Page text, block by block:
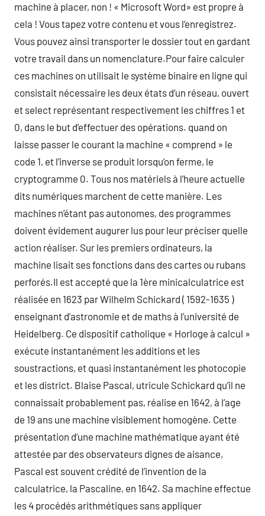
machine à placer, non ! « Microsoft Word» est propre à
cela ! Vous tapez votre contenu et vous l’enregistrez.
Vous pouvez ainsi transporter le dossier tout en gardant
votre travail dans un nomenclature.Pour faire calculer
ces machines on utilisait le système binaire en ligne qui
consistait nécessaire les deux états d’un réseau, ouvert
et select représentant respectivement les chiffres 1 et
0, dans le but d’effectuer des opérations. quand on
laisse passer le courant la machine « comprend » le
code 1, et l’inverse se produit lorsqu’on ferme, le
cryptogramme 0. Tous nos matériels à l’heure actuelle
dits numériques marchent de cette manière. Les
machines n’étant pas autonomes, des programmes
doivent évidement augurer lus pour leur préciser quelle
action réaliser. Sur les premiers ordinateurs, la
machine lisait ses fonctions dans des cartes ou rubans
perforés.Il est accepté que la 1ère minicalculatrice est
réalisée en 1623 par Wilhelm Schickard ( 1592-1635 )
enseignant d’astronomie et de maths à l’université de
Heidelberg. Ce dispositif catholique « Horloge à calcul »
exécute instantanément les additions et les
soustractions, et quasi instantanément les photocopie
et les district. Blaise Pascal, utricule Schickard qu’il ne
connaissait probablement pas, réalise en 1642, à l’age
de 19 ans une machine visiblement homogène. Cette
présentation d’une machine mathématique ayant été
attestée par des observateurs dignes de aisance,
Pascal est souvent crédité de l’invention de la
calculatrice, la Pascaline, en 1642. Sa machine effectue
les 4 procédés arithmétiques sans appliquer